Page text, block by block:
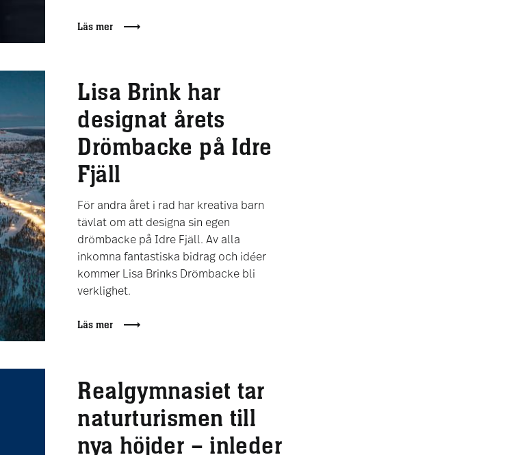
Läs mer
Lisa Brink har
designat årets
Drömbacke på Idre
Fjäll
För andra året i rad har kreativa barn
tävlat om att designa sin egen
drömbacke på Idre Fjäll. Av alla
inkomna fantastiska bidrag och idéer
kommer Lisa Brinks Drömbacke bli
verklighet.
Läs mer
Realgymnasiet tar
naturturismen till
nya höjder – inleder